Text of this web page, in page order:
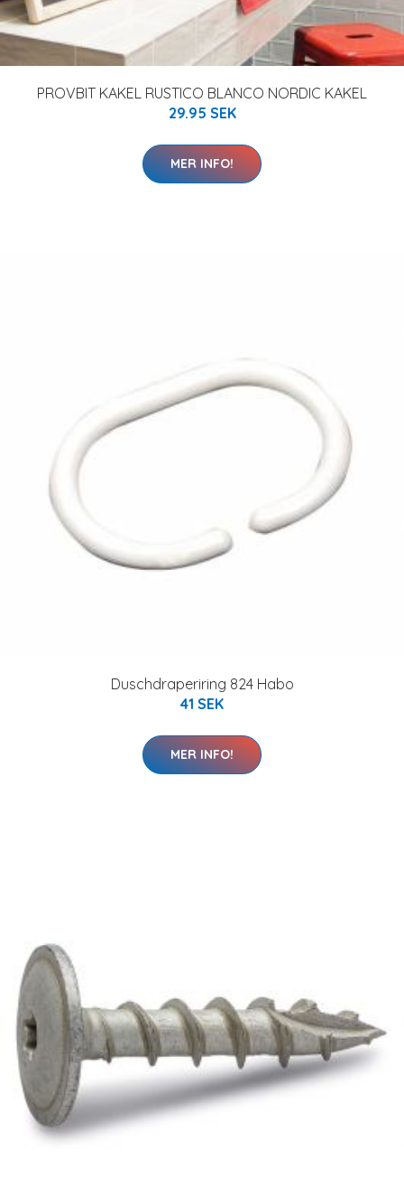
PROVBIT KAKEL RUSTICO BLANCO NORDIC KAKEL
29.95 SEK
MER INFO!
Duschdraperiring 824 Habo
41 SEK
MER INFO!